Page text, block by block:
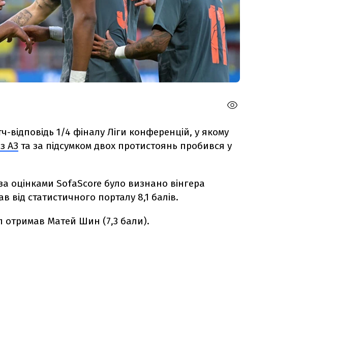
відповідь 1/4 фіналу Ліги конференцій, у якому
АЗ та за підсумком двох протистоянь пробився у
оцінками SofaScore було визнано вінгера
від статистичного порталу 8,1 балів.
отримав Матей Шин (7,3 бали).